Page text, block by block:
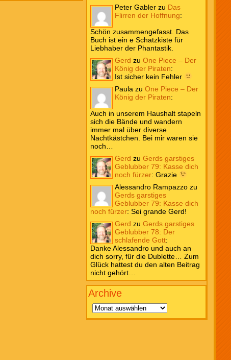
Peter Gabler zu Das
Flirren der Hoffnung:
Schön zusammengefasst. Das
Buch ist ein e Schatzkiste für
Liebhaber der Phantastik.
Gerd zuOne Piece – Der
König der Piraten:
Ist sicher kein Fehler
Paula zuOne Piece – Der
König der Piraten:
Auch in unserem Haushalt stapeln
sich die Bände und wandern
immer mal über diverse
Nachtkästchen. Bei mir waren sie
noch…
Gerd zuGerds garstiges
Geblubber 79: Kasse dich
noch fürzer:Grazie
Alessandro Rampazzo zu
Gerds garstiges
Geblubber 79: Kasse dich
noch fürzer:Sei grande Gerd!
Gerd zuGerds garstiges
Geblubber 78: Der
schlafende Gott:
Danke Alessandro und auch an
dich sorry, für die Dublette… Zum
Glück hattest du den alten Beitrag
nicht gehört…
Archive